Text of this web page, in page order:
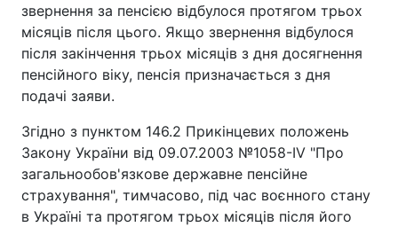
звернення за пенсією відбулося протягом трьох
місяців після цього. Якщо звернення відбулося
після закінчення трьох місяців з дня досягнення
пенсійного віку, пенсія призначається з дня
подачі заяви.
Згідно з пунктом 146.2 Прикінцевих положень
Закону України від 09.07.2003 №1058-IV "Про
загальнообов'язкове державне пенсійне
страхування", тимчасово, під час воєнного стану
в Україні та протягом трьох місяців після його